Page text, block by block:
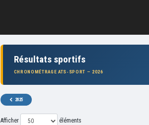
Résultats sportifs
CHRONOMÉTRAGE ATS-SPORT — 2026
2025
Afficher éléments